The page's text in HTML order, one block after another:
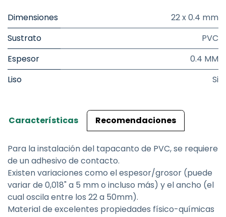
Dimensiones
22 x 0.4 mm
Sustrato
PVC
Espesor
0.4 MM
Liso
Si
Características Recomendaciones
Para la instalación del tapacanto de PVC, se requiere
de un adhesivo de contacto.
Existen variaciones como el espesor/grosor (puede
variar de 0,018" a 5 mm o incluso más) y el ancho (el
cual oscila entre los 22 a 50mm).
Material de excelentes propiedades físico-químicas